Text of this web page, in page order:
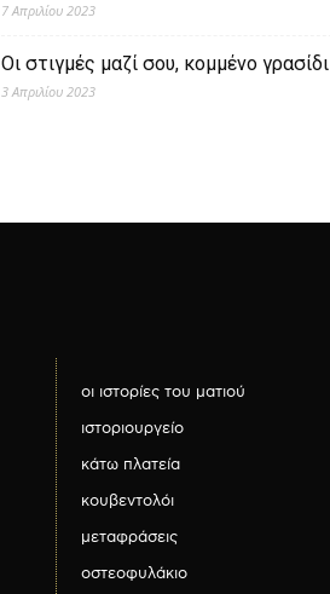
7 Απριλίου 2023
Οι στιγμές μαζί σου, κομμένο γρασίδι
3 Απριλίου 2023
οι ιστορίες του ματιού
ιστοριουργείο
κάτω πλατεία
κουβεντολόι
μεταφράσεις
οστεοφυλάκιο